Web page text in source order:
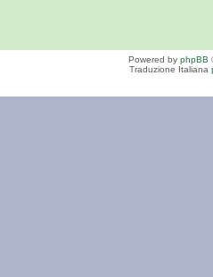
Powered by phpBB
Traduzione Italiana